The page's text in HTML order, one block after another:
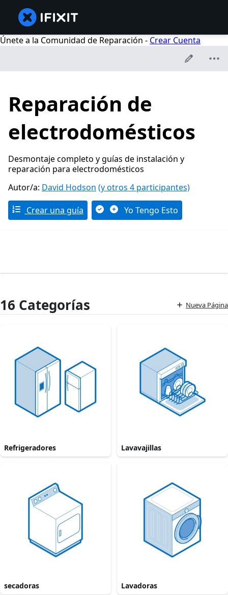
Únete a la Comunidad de Reparación - Crear Cuenta
Reparación de
electrodomésticos
Desmontaje completo y guías de instalación y
reparación para electrodomésticos
Autor/a: David Hodson (y otros 4 participantes)
Crear una guía Yo Tengo Esto
16 Categorías Nueva Página
Refrigeradores Lavavajillas
secadoras Lavadoras